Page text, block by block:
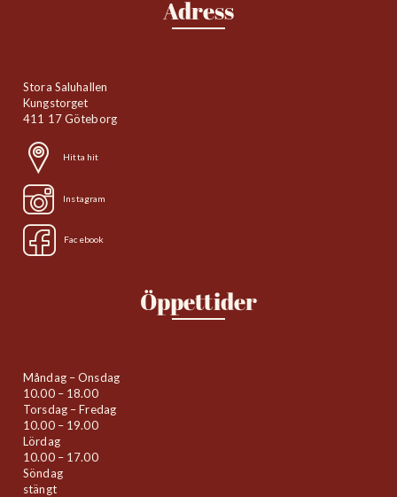
Adress
Stora Saluhallen
Kungstorget
411 17 Göteborg
Hitta hit
Instagram
Facebook
Öppettider
Måndag – Onsdag
10.00 – 18.00
Torsdag – Fredag
10.00 – 19.00
Lördag
10.00 – 17.00
Söndag
stängt